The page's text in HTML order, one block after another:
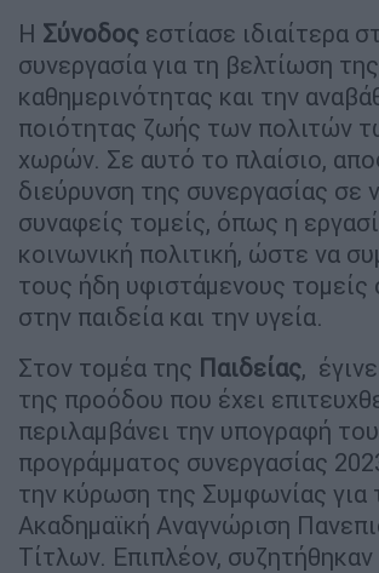
Η Σύνοδος εστίασε ιδιαίτερα
συνεργασία για τη βελτίωση της
καθημερινότητας και την
ποιότητας ζωής των πολιτών
χωρών. Σε αυτό το πλαίσιο,
διεύρυνση της συνεργασίας σε
συναφείς τομείς, όπως η
κοινωνική πολιτική, ώστε να
τους ήδη υφιστάμενους τομείς
στην παιδεία και την υγεία.
Στον τομέα της Παιδείας,
της προόδου που έχει
περιλαμβάνει την υπογραφή
προγράμματος συνεργασίας
την κύρωση της Συμφωνίας για
Ακαδημαϊκή Αναγνώριση
Τίτλων. Επιπλέον,